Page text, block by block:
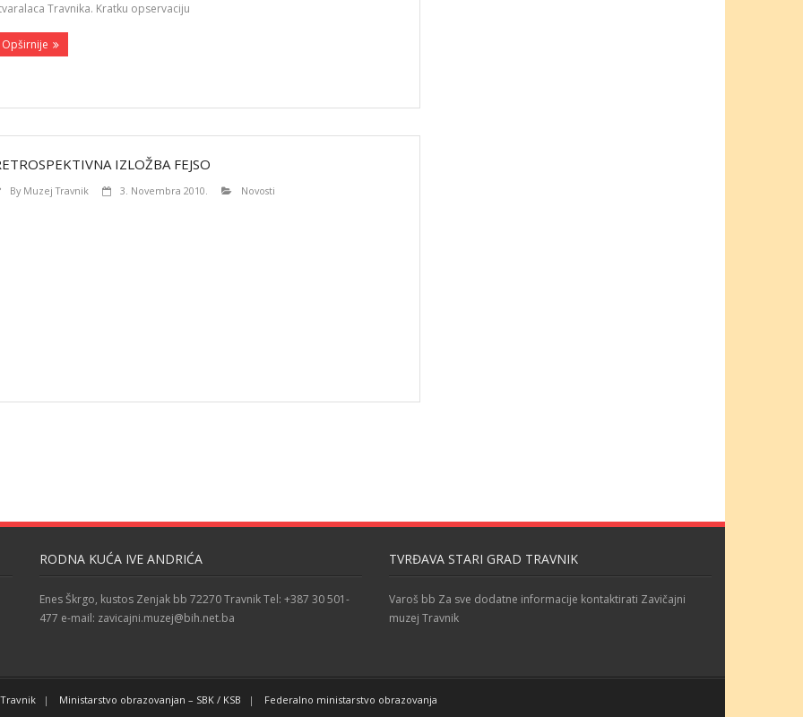
Travnika. Kratku opservaciju
Opširnije
IZLOŽBA FEJSO
By Muzej Travnik 3. Novembra 2010. Novosti
RODNA KUĆA IVE ANDRIĆA
Enes Škrgo, kustos Zenjak bb 72270 Travnik Tel: +387 30 501-
477 e-mail: zavicajni.muzej@bih.net.ba
TVRĐAVA STARI GRAD TRAVNIK
Varoš bb Za sve dodatne informacije kontaktirati Zavičajni
muzej Travnik
Ministarstvo obrazovanjan – SBK / KSB Federalno ministarstvo obrazovanja